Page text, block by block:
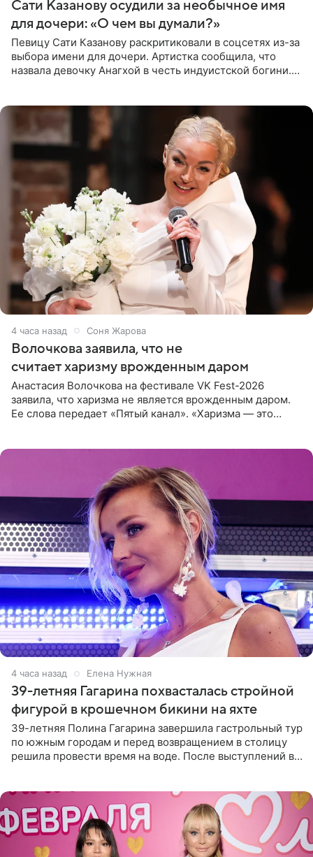
Сати Казанову осудили за необычное имя
для дочери: «О чем вы думали?»
Певицу Сати Казанову раскритиковали в соцсетях из-за
выбора имени для дочери. Артистка сообщила, что
назвала девочку Анагхой в честь индуистской богини.
4 часа назад Соня Жарова
Волочкова заявила, что не
считает харизму врожденным даром
Анастасия Волочкова на фестивале VK Fest-2026
заявила, что харизма не является врожденным даром.
Ее слова передает «Пятый канал». «Харизма — это
4 часа назад Елена Нужная
39-летняя Гагарина похвасталась стройной
фигурой в крошечном бикини на яхте
39-летняя Полина Гагарина завершила гастрольный тур
по южным городам и перед возвращением в столицу
решила провести время на воде. После выступлений в